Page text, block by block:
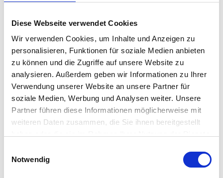
Diese Webseite verwendet Cookies
Wir verwenden Cookies, um Inhalte und Anzeigen zu
personalisieren, Funktionen für soziale Medien anbieten
zu können und die Zugriffe auf unsere Website zu
analysieren. Außerdem geben wir Informationen zu Ihrer
Verwendung unserer Website an unsere Partner für
soziale Medien, Werbung und Analysen weiter. Unsere
Partner führen diese Informationen möglicherweise mit
weiteren Daten zusammen, die Sie ihnen bereitgestellt
Notwendig
Infrastructure (VDI) at the
Endpoint | IGEL
Waste Not, Want Not: Raising VDI Performance at the
Endpoint Delivering the best possible virtual desktop
infrastructure (VDI) performance means taking a fresh
look at what ‘desktop’ means today. The endpoint, or
desktop, now can be a physical endpoint, a…
Jeff Kalberg•September 14, 2017